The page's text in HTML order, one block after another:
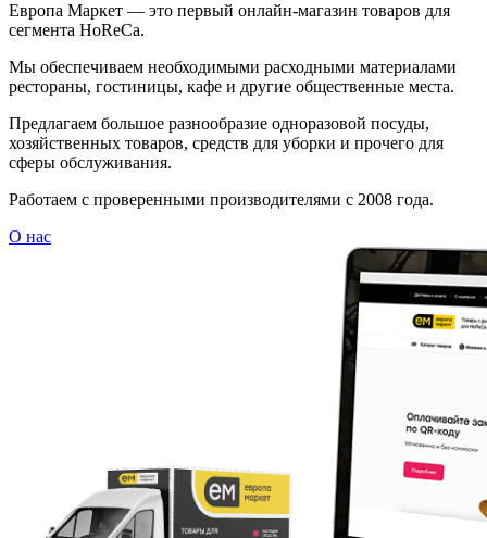
Европа Маркет — это первый онлайн-магазин товаров для
сегмента HoReCa.
Мы обеспечиваем необходимыми расходными материалами
рестораны, гостиницы, кафе и другие общественные места.
Предлагаем большое разнообразие одноразовой посуды,
хозяйственных товаров, средств для уборки и прочего для
сферы обслуживания.
Работаем с проверенными производителями с 2008 года.
О нас